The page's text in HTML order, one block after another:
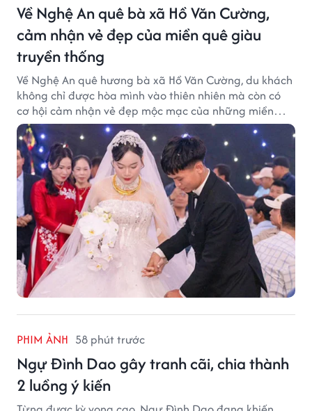
Về Nghệ An quê bà xã Hồ Văn Cường,
cảm nhận vẻ đẹp của miền quê giàu
truyền thống
Về Nghệ An quê hương bà xã Hồ Văn Cường, du khách
không chỉ được hòa mình vào thiên nhiên mà còn có
cơ hội cảm nhận vẻ đẹp mộc mạc của những miền
quê giàu truyền thống.
PHIM ẢNH 58 phút trước
Ngự Đình Dao gây tranh cãi, chia thành
2 luồng ý kiến